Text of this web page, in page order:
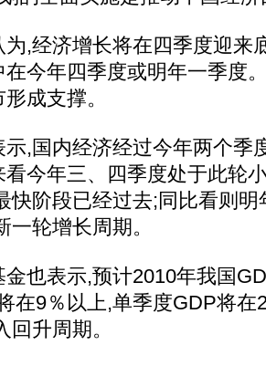
经济增长将在四季度迎来
今年四季度或明年一季度
成支撑。
国内经济经过今年两个季
今年三、四季度处于此轮
快阶段已经过去;同比看则
轮增长周期。
表示,预计2010年我国
在9％以上,单季度GDP将在
升周期。